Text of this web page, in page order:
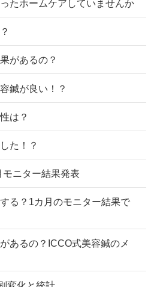
たホームケアしていませんか
があるの？
鍼が良い！？
は？
た！？
ニター結果発表
る？1カ月のモニター結果で
あるの？ICCO式美容鍼のメ